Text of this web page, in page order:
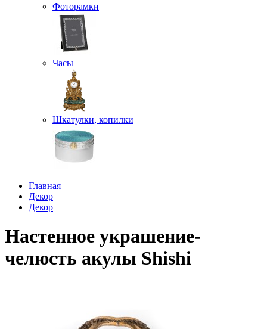
Фоторамки
Часы
Шкатулки, копилки
Главная
Декор
Декор
Настенное украшение-
челюсть акулы Shishi